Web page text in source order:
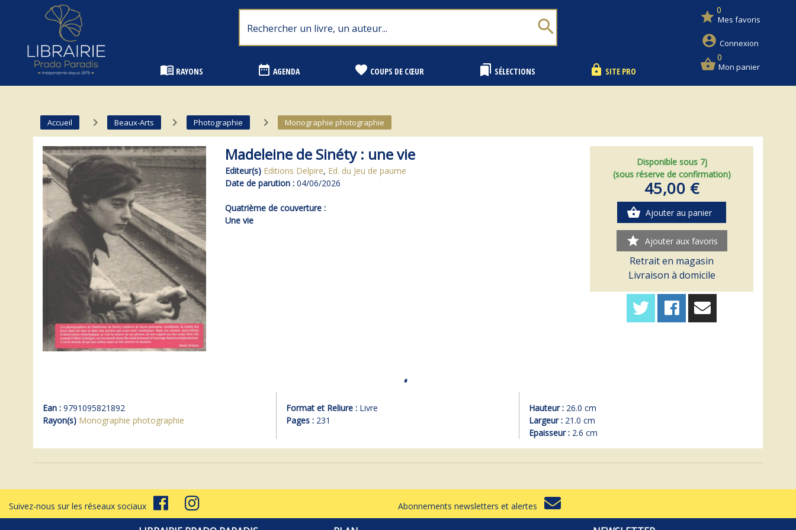
Librairie Prado Paradis - Marseille
search
menu_book RAYONS date_range AGENDA favorite COUPS DE CŒUR bookmarks SÉLECTIONS lock SITE PRO
star 0
Mes favoris
account_circle Connexion
shopping_basket0
Mon panier
Accueil navigate_next Beaux-Arts navigate_next Photographie navigate_next Monographie photographie
Madeleine de Sinéty : une vie
Editeur(s) Editions Delpire, Ed. du Jeu de paume
Date de parution : 04/06/2026
Quatrième de couverture :
Une vie
Disponible sous 7j
(sous réserve de confirmation)
45,00 €
shopping_basket Ajouter au panier
star Ajouter aux favoris
Retrait en magasin
Livraison à domicile
Ean : 9791095821892
Rayon(s) Monographie photographie
Format et Reliure : Livre
Pages :231
Hauteur : 26.0 cm
Largeur : 21.0 cm
Epaisseur : 2.6 cm
Suivez-nous sur les réseaux sociaux Abonnements newsletters et alertes